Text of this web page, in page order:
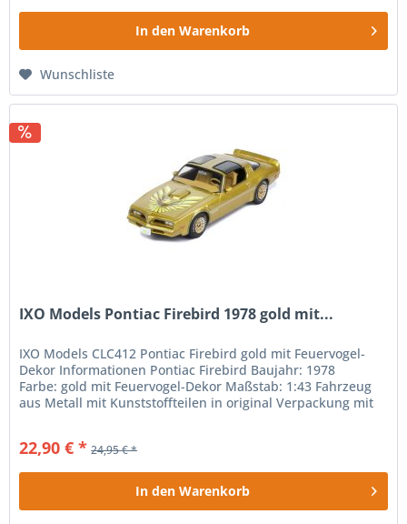
In den Warenkorb
Wunschliste
IXO Models Pontiac Firebird 1978 gold mit...
IXO Models CLC412 Pontiac Firebird gold mit Feuervogel-
Dekor Informationen Pontiac Firebird Baujahr: 1978
Farbe: gold mit Feuervogel-Dekor Maßstab: 1:43 Fahrzeug
aus Metall mit Kunststoffteilen in original Verpackung mit
22,90 € * 24,95 € *
In den Warenkorb